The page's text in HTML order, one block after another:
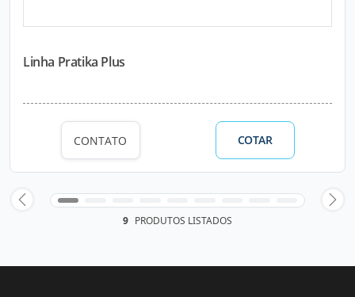
Linha Pratika Plus
CONTATO COTAR
9 PRODUTOS LISTADOS